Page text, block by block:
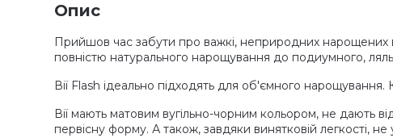
Опис
Прийшов час забути про важкі, неприродних нарощених
повністю натурального нарощування до подиумного,
Вії Flash ідеально підходять для об'ємного
Вії мають матовим вугільно-чорним кольором, не дають
первісну форму. А також, завдяки винятковій легкості,